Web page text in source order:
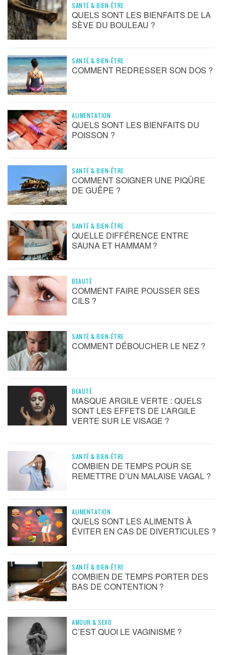
SANTÉ & BIEN-ÊTRE
QUELS SONT LES BIENFAITS DE LA
SÈVE DU BOULEAU ?
SANTÉ & BIEN-ÊTRE
COMMENT REDRESSER SON DOS ?
ALIMENTATION
QUELS SONT LES BIENFAITS DU
POISSON ?
SANTÉ & BIEN-ÊTRE
COMMENT SOIGNER UNE PIQÛRE
DE GUÊPE ?
SANTÉ & BIEN-ÊTRE
QUELLE DIFFÉRENCE ENTRE
SAUNA ET HAMMAM ?
BEAUTÉ
COMMENT FAIRE POUSSER SES
CILS ?
SANTÉ & BIEN-ÊTRE
COMMENT DÉBOUCHER LE NEZ ?
BEAUTÉ
MASQUE ARGILE VERTE : QUELS
SONT LES EFFETS DE L’ARGILE
VERTE SUR LE VISAGE ?
SANTÉ & BIEN-ÊTRE
COMBIEN DE TEMPS POUR SE
REMETTRE D’UN MALAISE VAGAL ?
ALIMENTATION
QUELS SONT LES ALIMENTS À
ÉVITER EN CAS DE DIVERTICULES ?
SANTÉ & BIEN-ÊTRE
COMBIEN DE TEMPS PORTER DES
BAS DE CONTENTION ?
AMOUR & SEXO
C’EST QUOI LE VAGINISME ?